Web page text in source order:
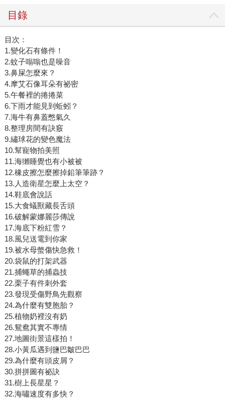
目錄
目次：
1.變化石有條件！
2.蚊子嗡嗡也是噪音
3.鼻屎怎麼來？
4.摩艾石像耳朵有祕密
5.午餐裡的捲捲菜
6.下雨才能見到蚯蚓？
7.海牛有鼻蓋憋氣久
8.整理房間有訣竅
9.繡球花的變色魔法
10.幫寵物拍美照
11.海獺睡覺也有小被被
12.橡皮擦怎麼擦掉鉛筆筆跡？
13.人造衛星怎麼上太空？
14.鞋底會說話
15.大食蟻獸藏長舌頭
16.破解蒙娜麗莎傳說
17.海底下粉紅雪？
18.風兒送電到你家
19.被水母螫傷快急救！
20.袋鼠的打架武器
21.捕蠅草的捕蟲技
22.栗子有件刺外套
23.發現受傷野鳥先觀察
24.為什麼有雙胞胎？
25.植物奶裡沒有奶
26.鴛鴦其實不專情
27.地圖街景這樣拍！
28.小黃瓜遇到鹽巴皺巴巴
29.為什麼有頭皮屑？
30.拼拼圖有祕訣
31.樹上長星星？
32.海嘯速度有多快？